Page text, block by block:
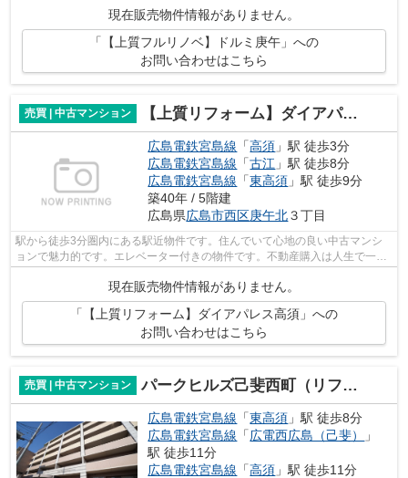
現在販売物件情報がありません。
「【上質フルリノベ】ドルミ庚午」への
お問い合わせはこちら
売買 | 中古マンション 【上質リフォーム】ダイアパレス高須
広島電鉄宮島線 「高須 」駅 徒歩3分
広島電鉄宮島線 「古江 」駅 徒歩8分
広島電鉄宮島線 「東高須 」駅 徒歩9分
築40年 / 5階建
広島県広島市西区庚午北３丁目
駅から徒歩3分圏内にある駅近物件です。住んでいて心地の良い中古マンシ
ョンで魅力的です。エレベーター付きの物件です。不動産購入は人生で一度
現在販売物件情報がありません。
「【上質リフォーム】ダイアパレス高須」への
お問い合わせはこちら
売買 | 中古マンション パークヒルズ己斐西町（リフォーム済）
広島電鉄宮島線 「東高須 」駅 徒歩8分
広島電鉄宮島線 「広電西広島（己斐）
」
駅 徒歩11分
広島電鉄宮島線 「高須 」駅 徒歩11分